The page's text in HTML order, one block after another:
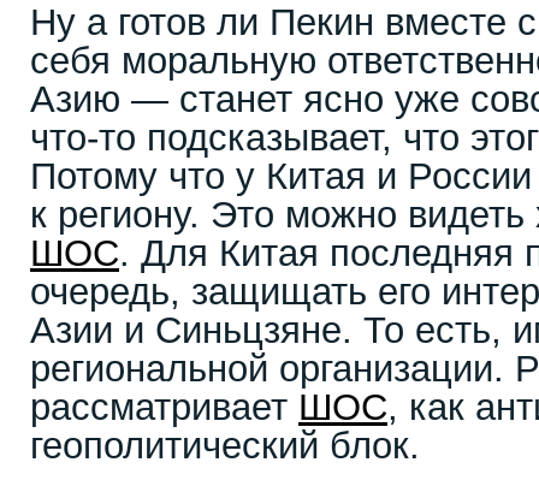
Ну а готов ли Пекин вместе
себя моральную
Азию — станет ясно уже
что-то подсказывает, что
Потому что у Китая и
к региону. Это можно
ШОС. Для Китая последняя
очередь, защищать его
Азии и Синьцзяне. То есть,
региональной организации.
рассматривает ШОС, как
геополитический блок.